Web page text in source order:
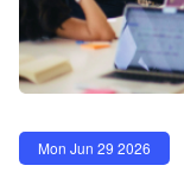
Mon Jun 29 2026